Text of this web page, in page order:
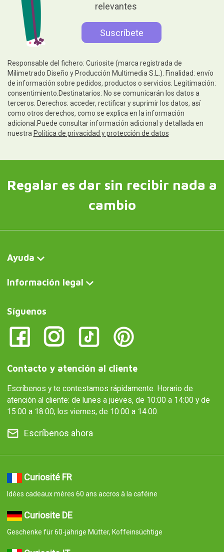
relevantes
Responsable del fichero: Curiosite (marca registrada de
Milimetrado Diseño y Producción Multimedia S.L.). Finalidad: envío
de información sobre pedidos, productos o servicios. Legitimación:
consentimiento.Destinatarios: No se comunicarán los datos a
terceros. Derechos: acceder, rectificar y suprimir los datos, así
como otros derechos, como se explica en la información
adicional.Puede consultar información adicional y detallada en
nuestra Política de privacidad y protección de datos
Regalar es dar sin recibir nada a
cambio
Ayuda
Información legal
Síguenos
Contacto y atención al cliente
Escríbenos y te contestamos rápidamente. Horario de
atención al cliente: de lunes a jueves, de 10:00 a 14:00 y de
15:00 a 18:00; los viernes, de 10:00 a 14:00.
Escríbenos ahora
Curiosité FR
Idées cadeaux mères 60 ans accros à la caféine
Curiosite DE
Geschenke für 60-jährige Mütter, Koffeinsüchtige